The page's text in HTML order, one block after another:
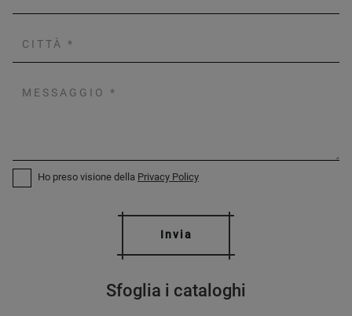
Sfoglia i cataloghi
Ho preso visione della Privacy Policy
Invia